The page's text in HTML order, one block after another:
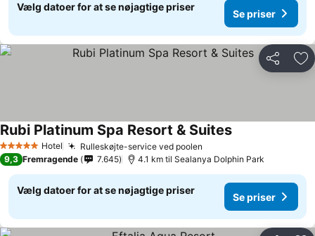
Vælg datoer for at se nøjagtige priser
Se priser
Del
5 Stjerner Hotel Rulleskøjte-service ved poolen
Rubi Platinum Spa Resort & Suites
9,3 Fremragende 7.645 4.1 km til Sealanya Dolphin Park
Vælg datoer for at se nøjagtige priser
Se priser